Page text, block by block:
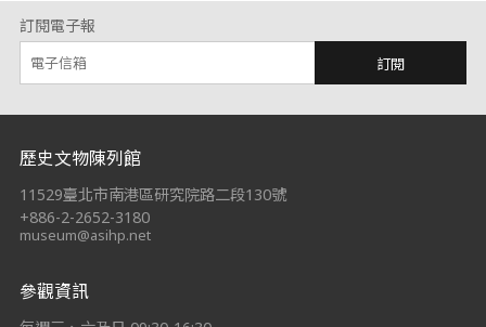
訂閱電子報
訂閱
:::
歷史文物陳列館
11529臺北市南港區研究院路二段130號
+886-2-2652-3180
museum@asihp.net
參觀資訊